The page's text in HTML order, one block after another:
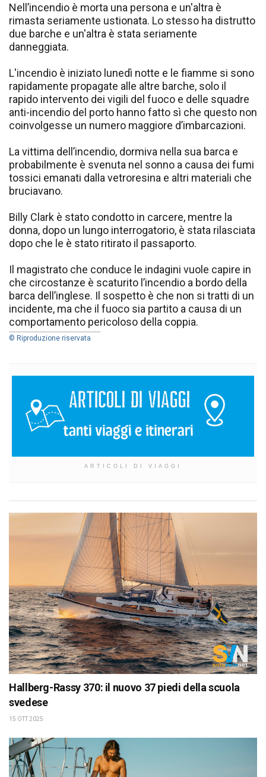
Nell’incendio è morta una persona e un'altra è
rimasta seriamente ustionata. Lo stesso ha distrutto
due barche e un'altra è stata seriamente
danneggiata.
L'incendio è iniziato lunedì notte e le fiamme si sono
rapidamente propagate alle altre barche, solo il
rapido intervento dei vigili del fuoco e delle squadre
anti-incendio del porto hanno fatto sì che questo non
coinvolgesse un numero maggiore d’imbarcazioni.
La vittima dell’incendio, dormiva nella sua barca e
probabilmente è svenuta nel sonno a causa dei fumi
tossici emanati dalla vetroresina e altri materiali che
bruciavano.
Billy Clark è stato condotto in carcere, mentre la
donna, dopo un lungo interrogatorio, è stata rilasciata
dopo che le è stato ritirato il passaporto.
Il magistrato che conduce le indagini vuole capire in
che circostanze è scaturito l’incendio a bordo della
barca dell’inglese. Il sospetto è che non si tratti di un
incidente, ma che il fuoco sia partito a causa di un
comportamento pericoloso della coppia.
© Riproduzione riservata
ARTICOLI DI VIAGGI
Hallberg-Rassy 370: il nuovo 37 piedi della scuola
svedese
15 OTT 2025